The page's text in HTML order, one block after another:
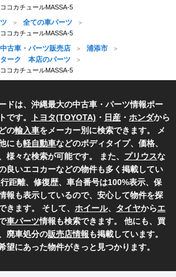
コカチュールMASSA-5
全ての車パーツ
コカチュールMASSA-5
古車・パーツ販売店
浦添市
ーク 本店のパーツ
コカチュールMASSA-5
ドは、沖縄最大の中古車・パーツ情報ポー
です。
トヨタ(TOYOTA) ・ 日産 ・ ホンダから
の輸入車をメーカー別に検索できます。 メ
にも軽自動車などのボディタイプ、価格、
様々な検索が可能です。 また、 プリウスな
良いエコカーなどの物件も多く掲載してい
距離、修復歴、車台番号は100%表示、保
報も表示しているので、安心して物件を探
きます。 そして、 ホイール、 タイヤからエ
車パーツ情報も検索できます。 他にも、買
廃車処分の販売店情報も掲載しています。
望にあった物件がきっと見つかります。